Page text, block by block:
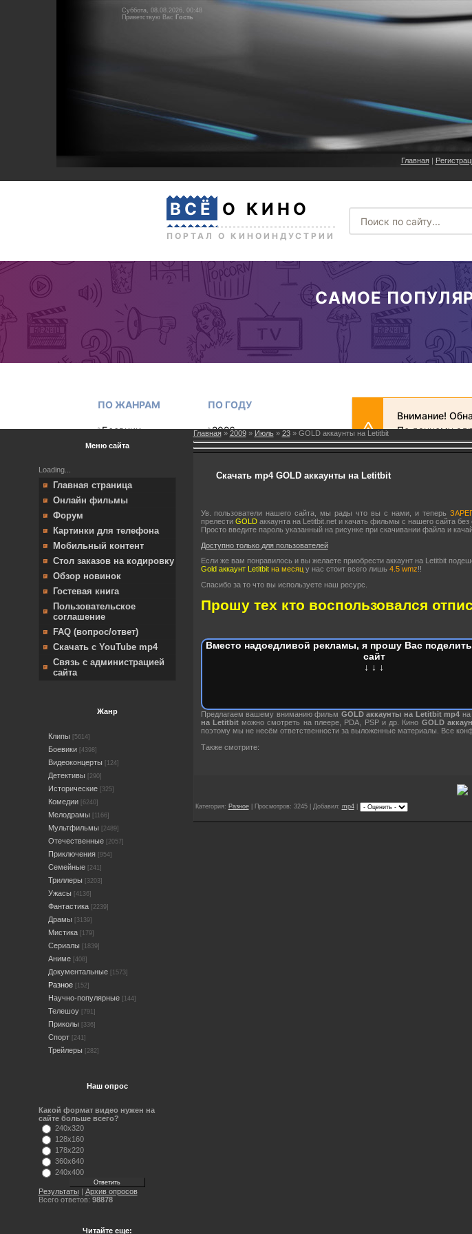
Суббота, 08.08.2026, 00:48
Приветствую Вас Гость
Главная|
Меню сайта
Loading...
Главная страница
Онлайн фильмы
Форум
Картинки для телефона
Мобильный контент
Стол заказов на кодировку
Обзор новинок
Гостевая книга
Пользовательское
соглашение
FAQ (вопрос/ответ)
Скачать с YouTube mp4
Связь с администрацией
сайта
Жанр
Клипы [5614]
Боевики [4398]
Видеоконцерты [124]
Детективы [290]
Исторические [325]
Комедии [6240]
Мелодрамы [1166]
Мультфильмы [2489]
Отечественные [2057]
Приключения [954]
Семейные [241]
Триллеры [3203]
Ужасы [4136]
Фантастика [2239]
Драмы [3139]
Мистика [179]
Сериалы [1839]
Аниме [408]
Документальные [1573]
Разное [152]
Научно-популярные [144]
Телешоу [791]
Приколы [336]
Спорт [241]
Трейлеры [282]
Наш опрос
Какой формат видео нужен на
сайте больше всего?
240x320
128x160
178x220
360x640
240x400
Результаты | Архив опросов
Всего ответов: 98878
Читайте еще:
Главная» 2009 » Июль » 23» GOLD аккаунты на Letitbit
Скачать mp4 GOLD аккаунты на Letitbit
Ув. пользователи нашего сайта, мы рады что вы с нами, и теперь
прелести GOLDаккаунта на Letitbit.net и качать фильмы с нашего сайта без
Просто введите пароль указанный на рисунке при скачивании файла и
Доступно только для пользователей
Если же вам понравилось и вы желаете приобрести аккаунт на Letitbit
Gold аккаунт Letitbit на месяцу нас стоит всего лишь 4.5 wmz!!
Спасибо за то что вы используете наш ресурс.
Прошу тех кто воспользовался
Вместо надоедливой рекламы, я прошу Вас
сайт
↓ ↓ ↓
Предлагаем вашему вниманию фильм GOLD аккаунты на Letitbit mp4
на Letitbitможно смотреть на плеере, PDA, PSP и др. Кино GOLD
поэтому мы не несём ответственности за выложенные материалы. Все
Также смотрите:
Категория: Разное| Просмотров: 3245 | Добавил: mp4|